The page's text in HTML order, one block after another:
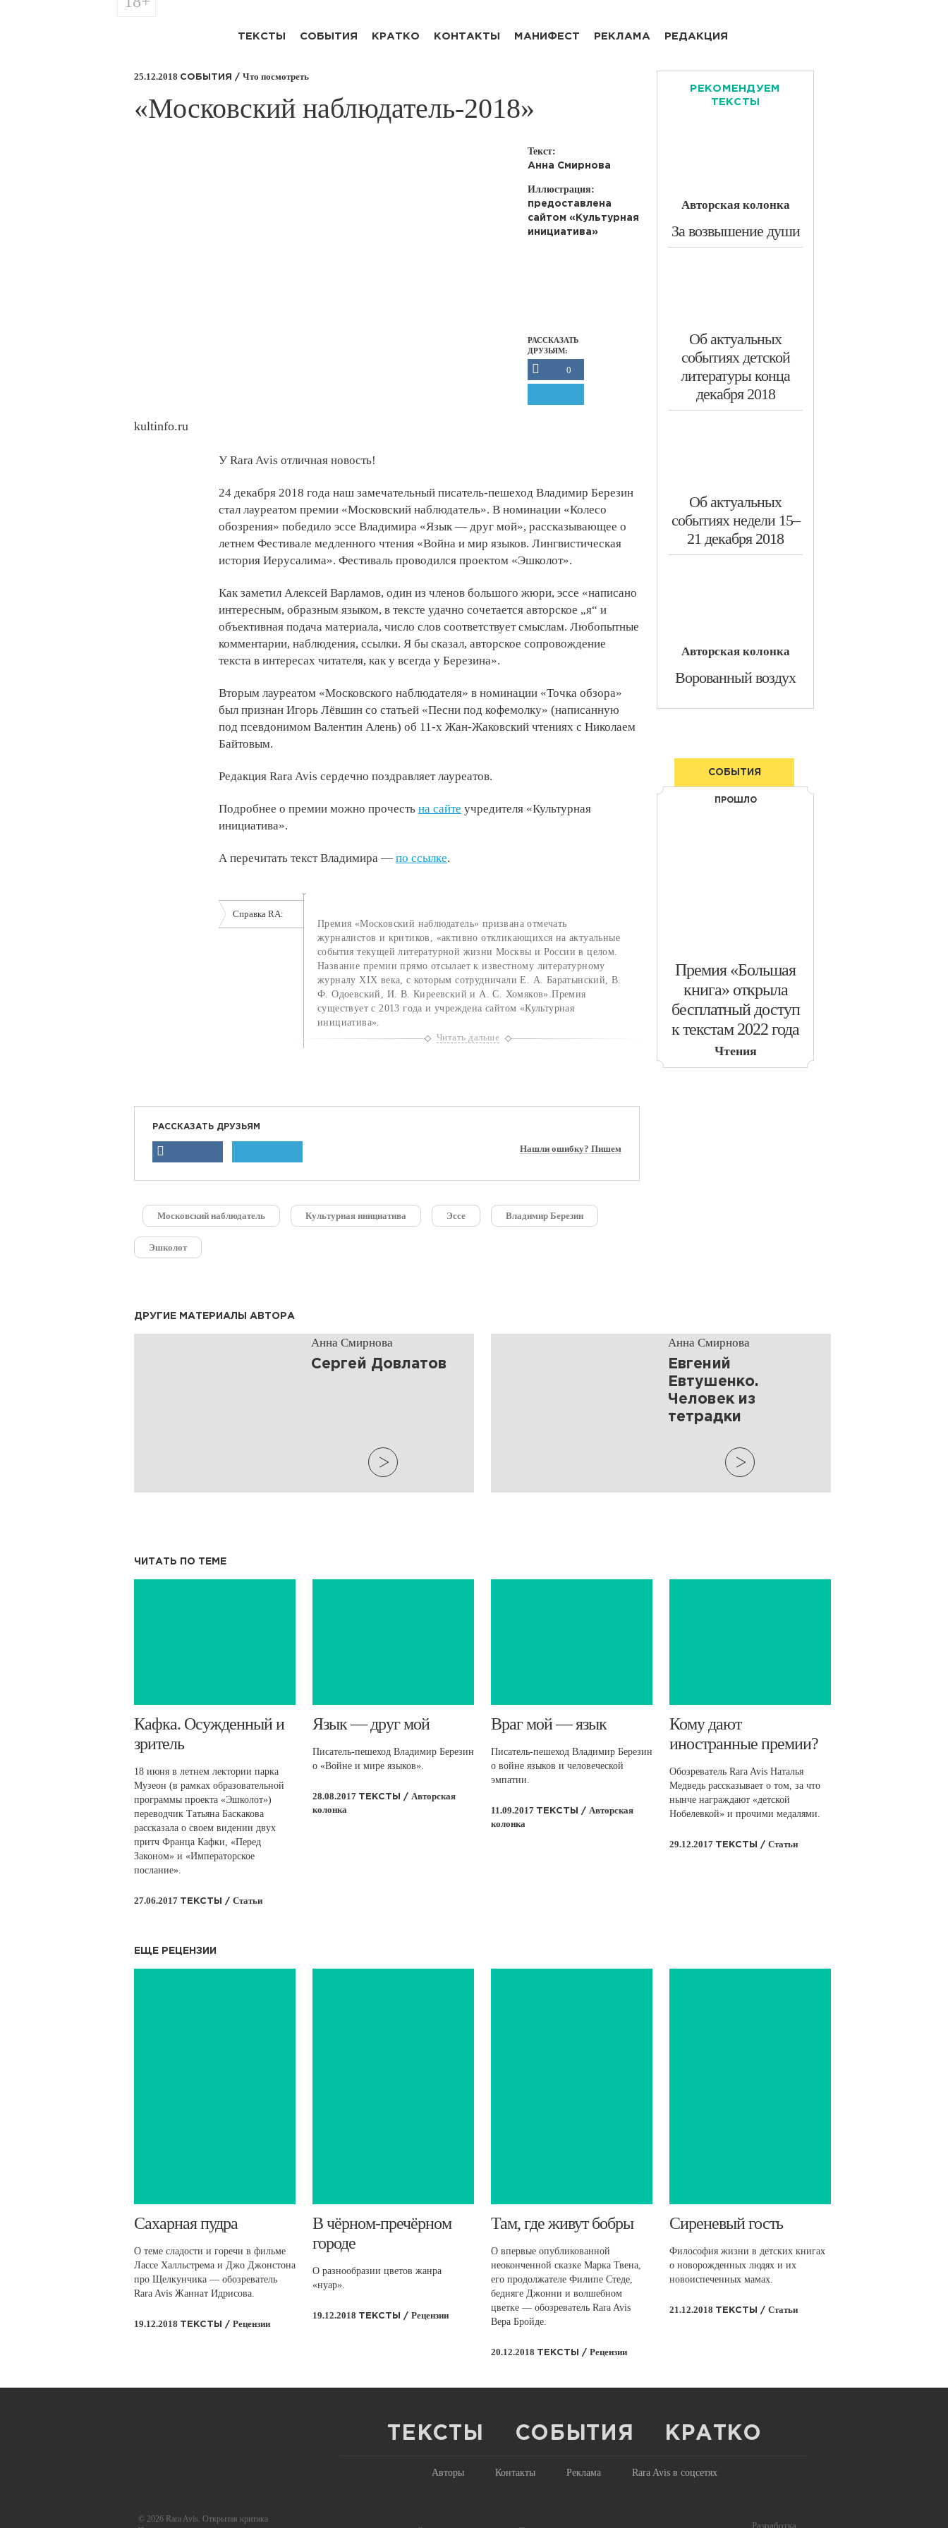
ТЕКСТЫ СОБЫТИЯ КРАТКО КОНТАКТЫ МАНИФЕСТ РЕКЛАМА РЕДАКЦИЯ
25.12.2018 СОБЫТИЯ / Что посмотреть
​«Московский наблюдатель-2018»
Текст:
Анна Смирнова
Иллюстрация:
предоставлена
сайтом «Культурная
инициатива»
РАССКАЗАТЬ
ДРУЗЬЯМ:
0
kultinfo.ru
У Rara Avis отличная новость!
24 декабря 2018 года наш замечательный писатель-пешеход Владимир Березин
стал лауреатом премии «Московский наблюдатель». В номинации «Колесо
обозрения» победило эссе Владимира «Язык — друг мой», рассказывающее о
летнем Фестивале медленного чтения «Война и мир языков. Лингвистическая
история Иерусалима». Фестиваль проводился проектом «Эшколот».
Как заметил Алексей Варламов, один из членов большого жюри, эссе «написано
интересным, образным языком, в тексте удачно сочетается авторское „я“ и
объективная подача материала, число слов соответствует смыслам. Любопытные
комментарии, наблюдения, ссылки. Я бы сказал, авторское сопровождение
текста в интересах читателя, как у всегда у Березина».
Вторым лауреатом «Московского наблюдателя» в номинации «Точка обзора»
был признан Игорь Лёвшин со статьей «Песни под кофемолку» (написанную
под псевдонимом Валентин Алень) об 11-х Жан-Жаковский чтениях с Николаем
Байтовым.
Редакция Rara Avis сердечно поздравляет лауреатов.
Подробнее о премии можно прочесть на сайте учредителя «Культурная
инициатива».
А перечитать текст Владимира — по ссылке.
Премия «Московский наблюдатель» призвана отмечать
журналистов и критиков, «активно откликающихся на актуальные
события текущей литературной жизни Москвы и России в целом.
Название премии прямо отсылает к известному литературному
журналу XIX века, с которым сотрудничали Е. А. Баратынский, В.
Ф. Одоевский, И. В. Киреевский и А. С. Хомяков».Премия
существует с 2013 года и учреждена сайтом «Культурная
инициатива».
Справка RA:
Читать дальше
РАССКАЗАТЬ ДРУЗЬЯМ
Нашли ошибку? Пишем
Московский наблюдатель Культурная инициатива Эссе Владимир Березин
Эшколот
РЕКОМЕНДУЕМ
ТЕКСТЫ
Авторская колонка
​За возвышение души
​​Об актуальных
событиях детской
литературы конца
декабря 2018
Об актуальных
событиях недели 15–
21 декабря 2018
Авторская колонка
Ворованный воздух
СОБЫТИЯ
ПРОШЛО
​Премия «Большая
книга» открыла
бесплатный доступ
к текстам 2022 года
Чтения
ДРУГИЕ МАТЕРИАЛЫ АВТОРА
Анна Смирнова
​Сергей Довлатов
Анна Смирнова
Евгений
Евтушенко.
Человек из
тетрадки
ЧИТАТЬ ПО ТЕМЕ
​Кафка. Осужденный и
зритель
18 июня в летнем лектории парка
Музеон (в рамках образовательной
программы проекта «Эшколот»)
переводчик Татьяна Баскакова
рассказала о своем видении двух
притч Франца Кафки, «Перед
Законом» и «Императорское
послание».
27.06.2017 ТЕКСТЫ / Статьи
​Язык — друг мой
Писатель-пешеход Владимир Березин
о «Войне и мире языков».
28.08.2017 ТЕКСТЫ / Авторская
колонка
​​Враг мой — язык
Писатель-пешеход Владимир Березин
о войне языков и человеческой
эмпатии.
11.09.2017 ТЕКСТЫ / Авторская
колонка
​Кому дают
иностранные премии?
Обозреватель Rara Avis Наталья
Медведь рассказывает о том, за что
нынче награждают «детской
Нобелевкой» и прочими медалями.
29.12.2017 ТЕКСТЫ / Статьи
ЕЩЕ РЕЦЕНЗИИ
​Сахарная пудра
О теме сладости и горечи в фильме
Лассе Халльстрема и Джо Джонстона
про Щелкунчика — обозреватель
Rara Avis Жаннат Идрисова.
19.12.2018 ТЕКСТЫ / Рецензии
​В чёрном-пречёрном
городе
О разнообразии цветов жанра
«нуар».
19.12.2018 ТЕКСТЫ / Рецензии
​Там, где живут бобры
О впервые опубликованной
неоконченной сказке Марка Твена,
его продолжателе Филипе Стеде,
бедняге Джонни и волшебном
цветке — обозреватель Rara Avis
Вера Бройде.
20.12.2018 ТЕКСТЫ / Рецензии
​Сиреневый гость
Философия жизни в детских книгах
о новорожденных людях и их
новоиспеченных мамах.
21.12.2018 ТЕКСТЫ / Статьи
ТЕКСТЫ СОБЫТИЯ КРАТКО
Авторы Контакты Реклама Rara Avis в соцсетях
Разработка
© 2026 Rara Avis. Открытая критика